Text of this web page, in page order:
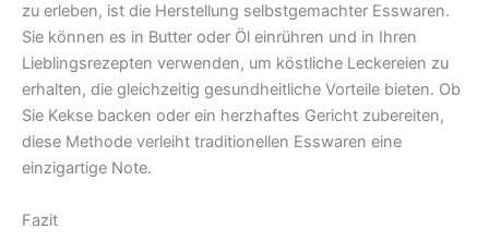
zu erleben, ist die Herstellung selbstgemachter Esswaren.
Sie können es in Butter oder Öl einrühren und in Ihren
Lieblingsrezepten verwenden, um köstliche Leckereien zu
erhalten, die gleichzeitig gesundheitliche Vorteile bieten. Ob
Sie Kekse backen oder ein herzhaftes Gericht zubereiten,
diese Methode verleiht traditionellen Esswaren eine
einzigartige Note.
Fazit